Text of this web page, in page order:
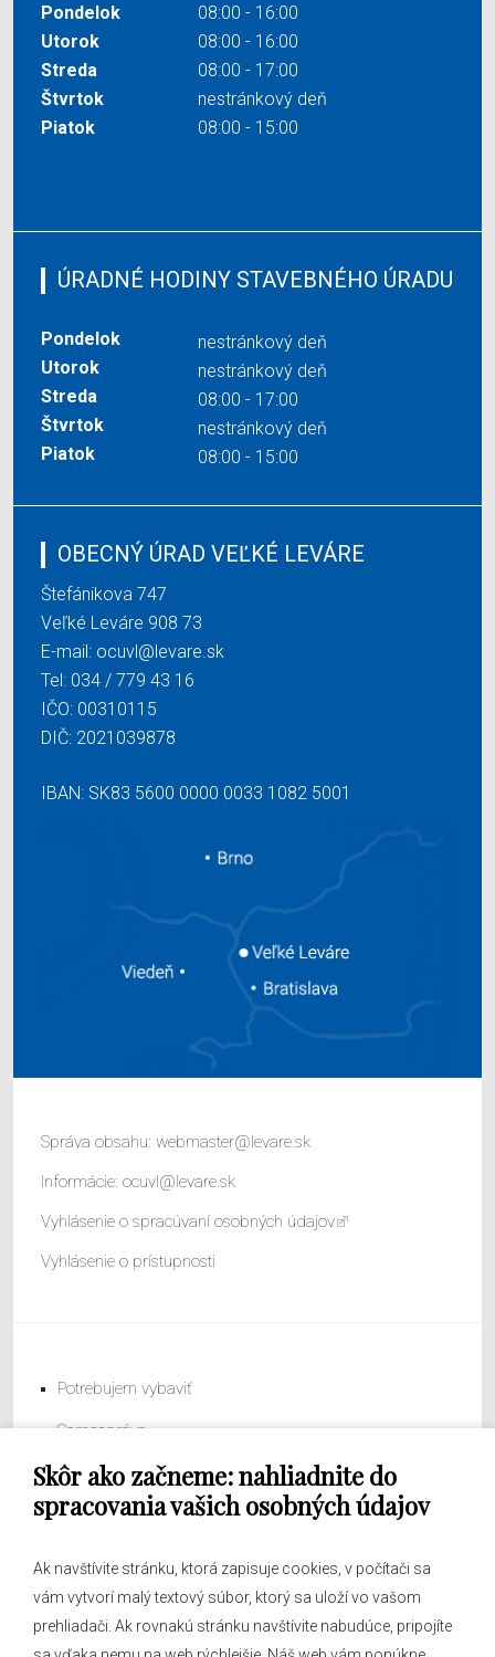
Skôr ako začneme: nahliadnite do
spracovania vašich osobných údajov
Ak navštívite stránku, ktorá zapisuje cookies, v počítači sa
vám vytvorí malý textový súbor, ktorý sa uloží vo vašom
prehliadači. Ak rovnakú stránku navštívite nabudúce, pripojíte
Pondelok
08:00 - 16:00
Utorok
08:00 - 16:00
Streda
08:00 - 17:00
Štvrtok
nestránkový deň
Piatok
08:00 - 15:00
ÚRADNÉ HODINY STAVEBNÉHO ÚRADU
Pondelok
nestránkový deň
Utorok
nestránkový deň
Streda
08:00 - 17:00
Štvrtok
nestránkový deň
Piatok
08:00 - 15:00
OBECNÝ ÚRAD VEĽKÉ LEVÁRE
Štefánikova 747
Veľké Leváre 908 73
E-mail: ocuvl@levare.sk
Tel: 034 / 779 43 16
IČO: 00310115
DIČ: 2021039878
IBAN: SK83 5600 0000 0033 1082 5001
Správa obsahu: webmaster@levare.sk
Informácie: ocuvl@levare.sk
Vyhlásenie o spracúvaní osobných údajov
Vyhlásenie o prístupnosti
Potrebujem vybaviť
Samospráva
Obecný úrad
O obci